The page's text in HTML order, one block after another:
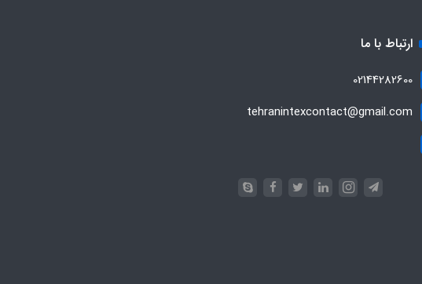
ارتباط با ما
02144282600
tehranintexcontact@gmail.com